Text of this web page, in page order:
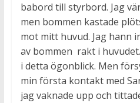
babord till styrbord. Jag
men bommen kastade
mot mitt huvud. Jag hann
av bommen rakt i
i detta ögonblick. Men
min första kontakt med
jag vaknade upp och